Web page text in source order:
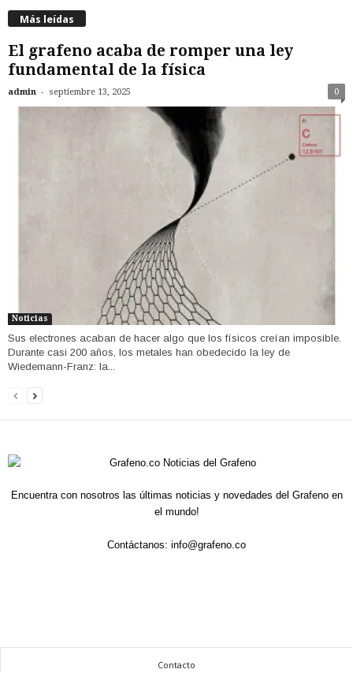
Más leídas
El grafeno acaba de romper una ley
fundamental de la física
admin - septiembre 13, 2025 0
Noticias
Sus electrones acaban de hacer algo que los físicos creían imposible.
Durante casi 200 años, los metales han obedecido la ley de
Wiedemann-Franz: la...
Encuentra con nosotros las últimas noticias y novedades del Grafeno en
el mundo!
Contáctanos: info@grafeno.co
Contacto